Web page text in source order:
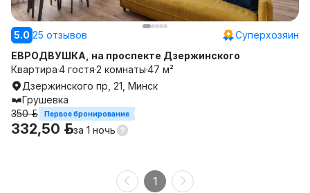
5.0 25 отзывов
Суперхозяин
ЕВРОДВУШКА, на проспекте Дзержинского
Квартира4 гостя2 комнаты47 м²
Дзержинского пр, 21, Минск
Грушевка
350 р.
Первое бронирование
332,50 р.за 1 ночь
1